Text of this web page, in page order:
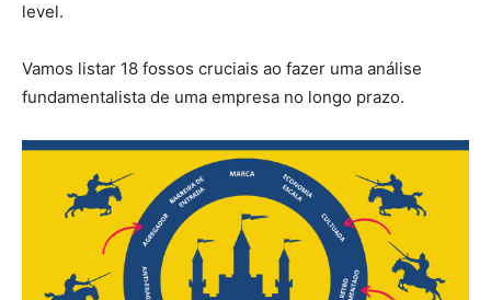
level.
Vamos listar 18 fossos cruciais ao fazer uma análise
fundamentalista de uma empresa no longo prazo.